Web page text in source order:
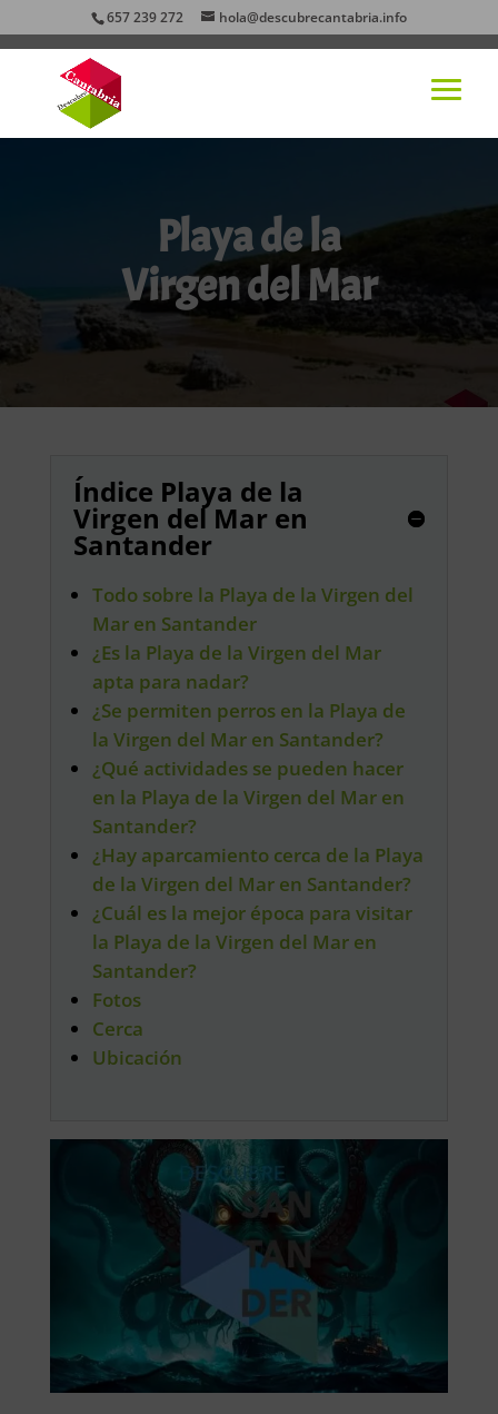
657 239 272 hola@descubrecantabria.info
Playa de la
Virgen del Mar
Índice Playa de la
Virgen del Mar en
Santander
Todo sobre la Playa de la Virgen del
Mar en Santander
¿Es la Playa de la Virgen del Mar
apta para nadar?
¿Se permiten perros en la Playa de
la Virgen del Mar en Santander?
¿Qué actividades se pueden hacer
en la Playa de la Virgen del Mar en
Santander?
¿Hay aparcamiento cerca de la Playa
de la Virgen del Mar en Santander?
¿Cuál es la mejor época para visitar
la Playa de la Virgen del Mar en
Santander?
Fotos
Cerca
Ubicación